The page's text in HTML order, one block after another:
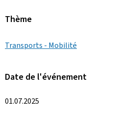
Thème
Transports - Mobilité
Date de l'événement
01.07.2025